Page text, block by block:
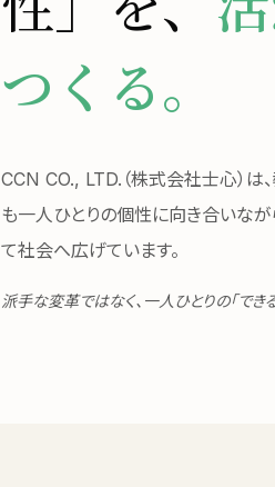
つくる。
CCN CO., LTD.（株式会社士心）は
も一人ひとりの個性に向き合いな
て社会へ広げています。
派手な変革ではなく、一人ひとりの「でき